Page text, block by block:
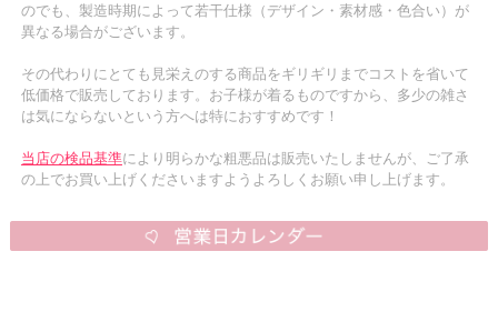
のでも、製造時期によって若干仕様（デザイン・素材感・色合い）が
異なる場合がございます。
その代わりにとても見栄えのする商品をギリギリまでコストを省いて
低価格で販売しております。お子様が着るものですから、多少の雑さ
は気にならないという方へは特におすすめです！
当店の検品基準により明らかな粗悪品は販売いたしませんが、ご了承
の上でお買い上げくださいますようよろしくお願い申し上げます。